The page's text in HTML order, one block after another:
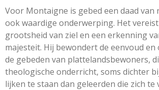
Voor Montaigne is gebed een daad van
ook waardige onderwerping. Het
grootsheid van ziel en een erkenning
majesteit. Hij bewondert de eenvoud
de gebeden van plattelandsbewoners,
theologische onderricht, soms dichter
lijken te staan ​​dan geleerden die zich te